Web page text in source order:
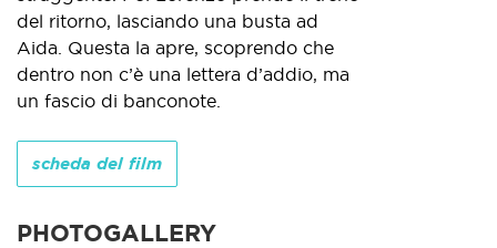
del ritorno, lasciando una busta ad
Aida. Questa la apre, scoprendo che
dentro non c’è una lettera d’addio, ma
un fascio di banconote.
scheda del film
PHOTOGALLERY